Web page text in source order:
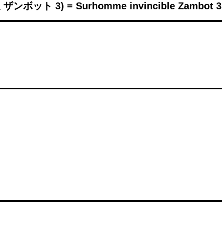
ンボット 3) = Surhomme invincible Zambot 3